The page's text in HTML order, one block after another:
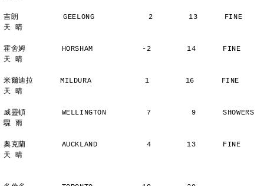
吉朗          GEELONG            2        13      FINE
天 晴
霍舍姆        HORSHAM           -2        14      FINE
天 晴
米爾迪拉      MILDURA            1        16      FINE
天 晴
威靈頓        WELLINGTON         7         9      SHOWERS
驟 雨
奧克蘭        AUCKLAND           4        13      FINE
天 晴